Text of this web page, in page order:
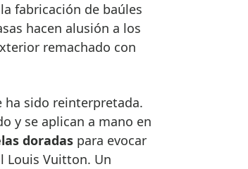
fabricación de baúles
hacen alusión a los
remachado con
ha sido reinterpretada.
y se aplican a mano en
doradaspara evocar
Louis Vuitton. Un